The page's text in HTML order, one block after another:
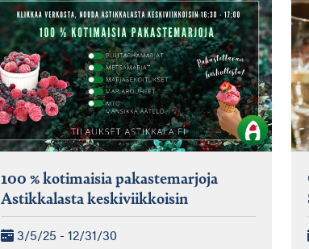
100 % kotimaisia pakastemarjoja
Astikkalasta keskiviikkoisin
3/5/25 - 12/31/30